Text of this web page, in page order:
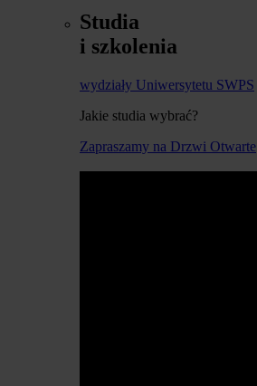
Studia
i szkolenia
wydziały Uniwersytetu SWPS
Jakie studia wybrać?
Zapraszamy na Drzwi Otwarte